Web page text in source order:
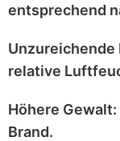
entsprechend
Unzureichende
relative
Höhere Gewalt:
Brand.